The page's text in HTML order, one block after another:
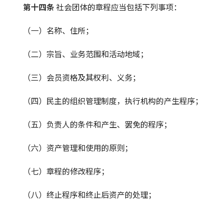
第十四条 社会团体的章程应当包括下列事项：
（一）名称、住所；
（二）宗旨、业务范围和活动地域；
（三）会员资格及其权利、义务；
（四）民主的组织管理制度，执行机构的产生程序；
（五）负责人的条件和产生、罢免的程序；
（六）资产管理和使用的原则；
（七）章程的修改程序；
（八）终止程序和终止后资产的处理；